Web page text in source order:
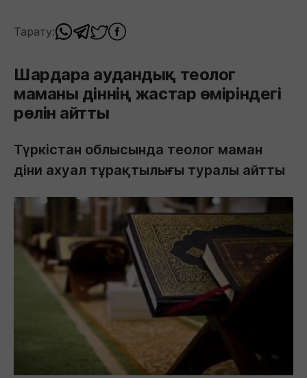
Тарату:
Шардара аудандық теолог
маманы діннің жастар өміріндегі
рөлін айтты
Түркістан облысында теолог маман
діни ахуал тұрақтылығы туралы айтты